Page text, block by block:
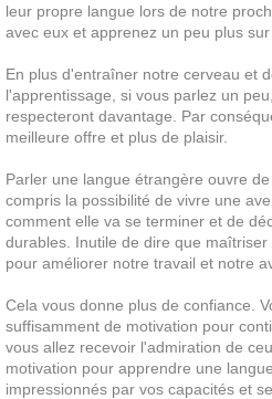
leur propre langue lors de notre
avec eux et apprenez un peu plus sur
En plus d'entraîner notre cerveau et
l'apprentissage, si vous parlez un
respecteront davantage. Par
meilleure offre et plus de plaisir.
Parler une langue étrangère ouvre
compris la possibilité de vivre une
comment elle va se terminer et de
durables. Inutile de dire que
pour améliorer notre travail et notre
Cela vous donne plus de confiance.
suffisamment de motivation pour
vous allez recevoir l'admiration de
motivation pour apprendre une
impressionnés par vos capacités et